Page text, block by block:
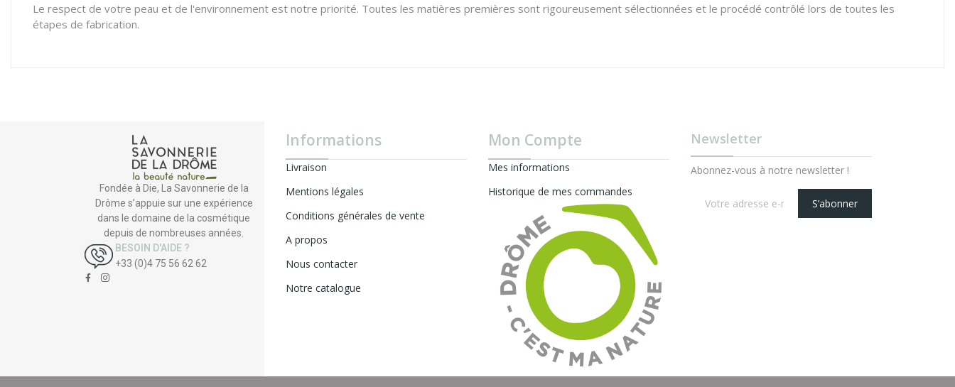
Le respect de votre peau et de l'environnement est notre priorité. Toutes les matières premières sont rigoureusement sélectionnées et le procédé contrôlé lors de toutes les
étapes de fabrication.
Fondée à Die, La Savonnerie de la
Drôme s’appuie sur une expérience
dans le domaine de la cosmétique
depuis de nombreuses années.
BESOIN D'AIDE ?
+33 (0)4 75 56 62 62
Informations
Livraison
Mentions légales
Conditions générales de vente
A propos
Nous contacter
Notre catalogue
Mon Compte
Mes informations
Historique de mes commandes
Newsletter
Abonnez-vous à notre newsletter !
S’abonner